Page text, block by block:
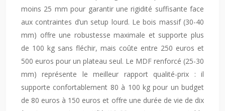
moins 25 mm pour garantir une rigidité suffisante face
aux contraintes d’un setup lourd. Le bois massif (30-40
mm) offre une robustesse maximale et supporte plus
de 100 kg sans fléchir, mais coûte entre 250 euros et
500 euros pour un plateau seul. Le MDF renforcé (25-30
mm) représente le meilleur rapport qualité-prix : il
supporte confortablement 80 à 100 kg pour un budget
de 80 euros à 150 euros et offre une durée de vie de dix